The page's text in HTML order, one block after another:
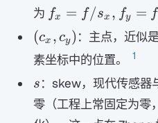
为 f_x=f/s_x,
f_y=f/s_y
fx = f /sx , fy = f
(c_x,c_y)
(cx , cy)：主点，近似
素坐标中的位置。
1
s
s ：skew，现代传感器
零（工程上常固定为零